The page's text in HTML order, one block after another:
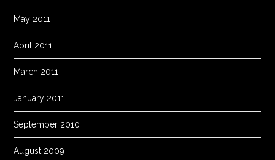
May 2011
April 2011
March 2011
January 2011
September 2010
August 2009